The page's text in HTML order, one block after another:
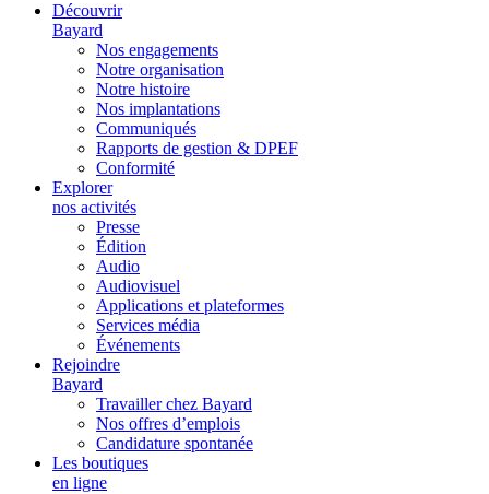
Découvrir
Bayard
Nos engagements
Notre organisation
Notre histoire
Nos implantations
Communiqués
Rapports de gestion & DPEF
Conformité
Explorer
nos activités
Presse
Édition
Audio
Audiovisuel
Applications et plateformes
Services média
Événements
Rejoindre
Bayard
Travailler chez Bayard
Nos offres d’emplois
Candidature spontanée
Les boutiques
en ligne